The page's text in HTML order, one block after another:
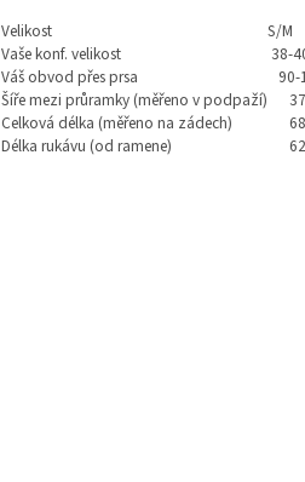
Velikost
S/M
Vaše konf. velikost
38-
Váš obvod přes prsa
90-
Šíře mezi průramky (měřeno v podpaží) 37
Celková délka (měřeno na zádech)
68
Délka rukávu (od ramene)
62